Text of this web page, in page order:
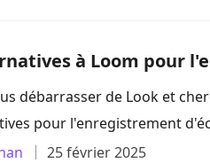
à Loom pour
débarrasser de Look et
pour l'enregistrement
25 février 2025